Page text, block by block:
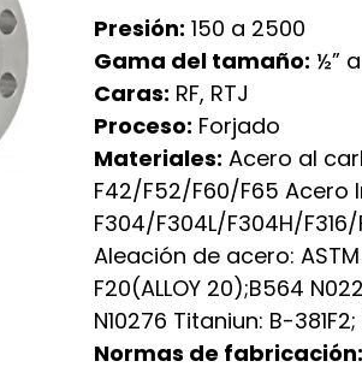
Presión: 150 a 2500
Gama del tamaño: ½”
Caras: RF, RTJ
Proceso: Forjado
Materiales: Acero al
F42/F52/F60/F65 Acero
F304/F304L/F304H/F316/
Aleación de acero: ASTM
F20(ALLOY 20);B564
N10276 Titaniun: B-381F2;
Normas de fabricación: